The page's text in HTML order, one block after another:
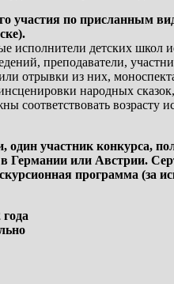
участия по присланным
исполнители детских школ
преподаватели,
отрывки из них,
народных
возрасту
участник конкурса,
или Австрии.
программа (за